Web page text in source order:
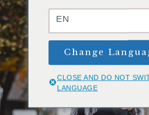
EN
Change
CLOSE AND DO NOT
LANGUAGE